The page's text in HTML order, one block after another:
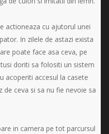
actioneaza cu ajutorul unei
In zilele de astazi exista
poate face asa ceva, pe
doriti sa folositi un sistem
acoperiti accesul la casete
de ceva si sa nu fie nevoie sa
in camera pe tot parcursul